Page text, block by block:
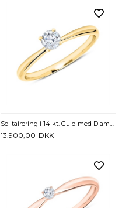
Solitairering i 14 kt. Guld med Diamant - 0,25 ct.
13.900,00 DKK